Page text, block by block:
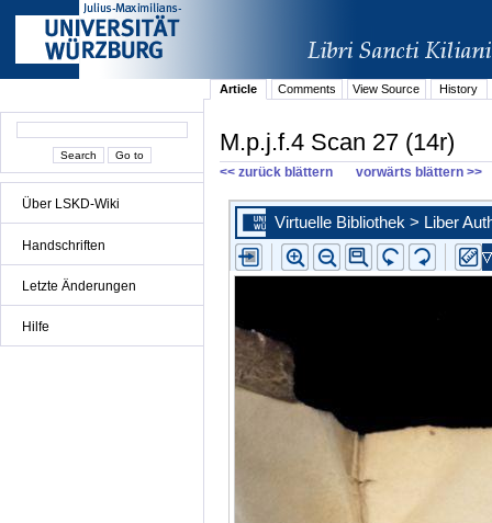
Über LSKD-Wiki
Handschriften
Letzte Änderungen
Hilfe
Article Comments View Source History
M.p.j.f.4 Scan 27 (14r)
<< zurück blättern vorwärts blättern >>